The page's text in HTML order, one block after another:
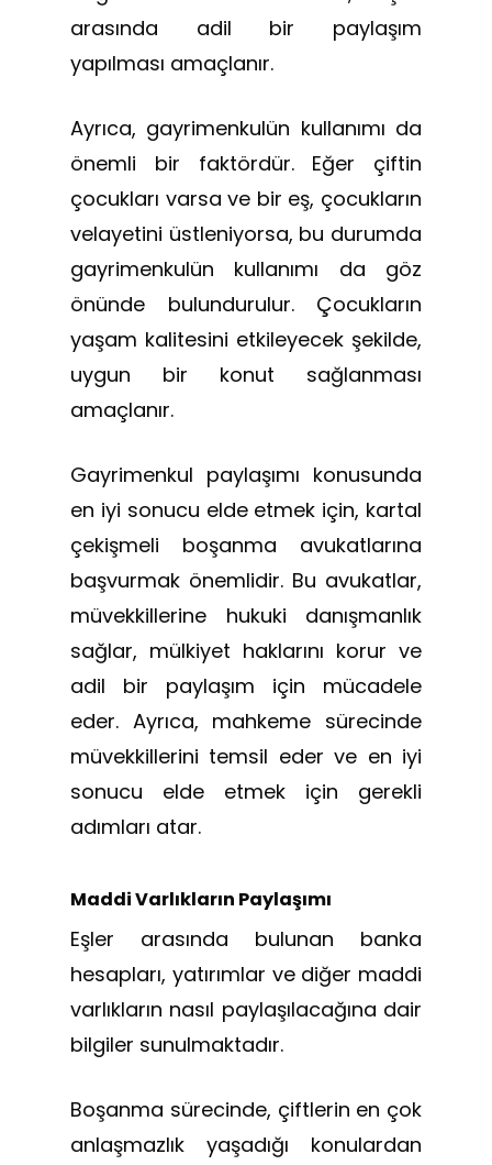
arasında adil bir paylaşım
yapılması amaçlanır.
Ayrıca, gayrimenkulün kullanımı da
önemli bir faktördür. Eğer çiftin
çocukları varsa ve bir eş, çocukların
velayetini üstleniyorsa, bu durumda
gayrimenkulün kullanımı da göz
önünde bulundurulur. Çocukların
yaşam kalitesini etkileyecek şekilde,
uygun bir konut sağlanması
amaçlanır.
Gayrimenkul paylaşımı konusunda
en iyi sonucu elde etmek için, kartal
çekişmeli boşanma avukatlarına
başvurmak önemlidir. Bu avukatlar,
müvekkillerine hukuki danışmanlık
sağlar, mülkiyet haklarını korur ve
adil bir paylaşım için mücadele
eder. Ayrıca, mahkeme sürecinde
müvekkillerini temsil eder ve en iyi
sonucu elde etmek için gerekli
adımları atar.
Maddi Varlıkların Paylaşımı
Eşler arasında bulunan banka
hesapları, yatırımlar ve diğer maddi
varlıkların nasıl paylaşılacağına dair
bilgiler sunulmaktadır.
Boşanma sürecinde, çiftlerin en çok
anlaşmazlık yaşadığı konulardan